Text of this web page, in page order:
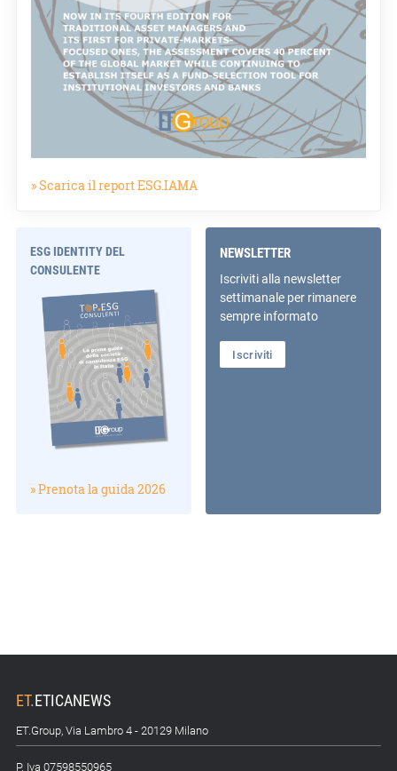
» Scarica il report ESG.IAMA
ESG IDENTITY DEL
CONSULENTE
» Prenota la guida 2026
NEWSLETTER
Iscriviti alla newsletter
settimanale per rimanere
sempre informato
Iscriviti
ET.ETICANEWS
ET.Group, Via Lambro 4 - 20129 Milano
P. Iva 07598550965